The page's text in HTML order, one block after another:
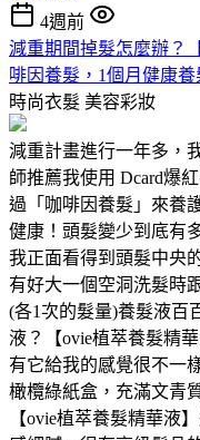
4週前
減重期間掉髮怎麼辦？
啡因養髮，1個月健康養
時尚衣髮 美容彩妝
減重計畫進行一年多，
師推薦我使用 Dcard爆
過「咖啡因養髮」來養
健康！頭髮變少到底有
我正面看得到頭髮中央
有好大一個空洞洗髮時
(各1次的髮量)養髮液百
液？【ovie植萃養髮精
有它給我的感覺很不一
橄欖綠紙盒，充滿文青
【ovie植萃養髮精華液